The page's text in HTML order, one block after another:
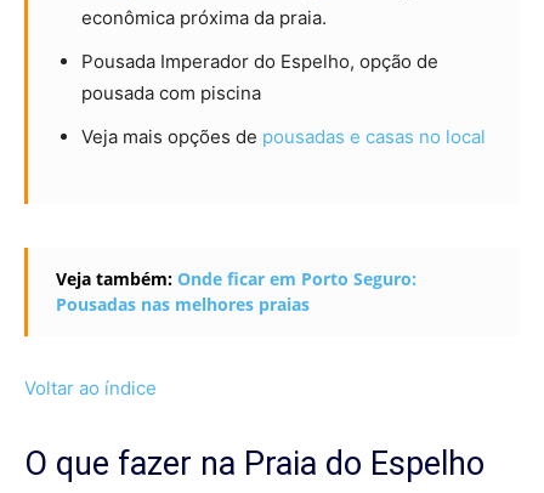
econômica próxima da praia.
Pousada Imperador do Espelho, opção de
pousada com piscina
Veja mais opções de pousadas e casas no local
Veja também: Onde ficar em Porto Seguro:
Pousadas nas melhores praias
Voltar ao índice
O que fazer na Praia do Espelho